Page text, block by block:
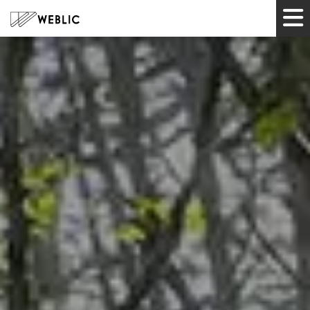
HOME
サービス
制作実績
ツール
企業情報
お知らせ
お問い合わせ